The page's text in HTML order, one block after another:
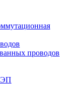
проводов